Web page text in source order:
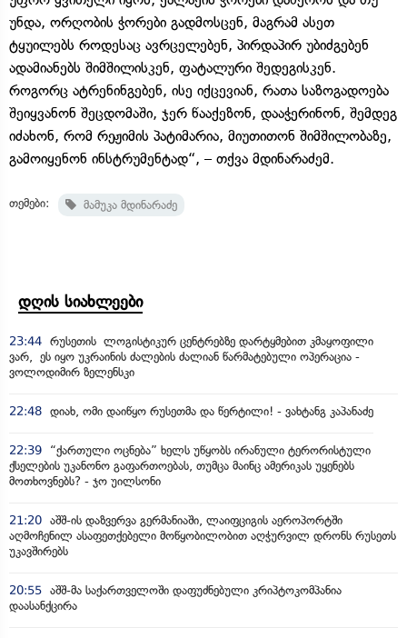
უნდა, ორღობის ჭორები გადმოსცენ, მაგრამ ასეთ
ტყუილებს როდესაც ავრცელებენ, პირდაპირ უბიძგებენ
ადამიანებს შიმშილისკენ, ფატალური შედეგისკენ.
როგორც ატრენინგებენ, ისე იქცევიან, რათა საზოგადოება
შეიყვანონ შეცდომაში, ჯერ წააქეზონ, დააჭერინონ, შემდეგ
იძახონ, რომ რეჟიმის პატიმარია, მიუთითონ შიმშილობაზე,
გამოიყენონ ინსტრუმენტად“, – თქვა მდინარაძემ.
თემები: მამუკა მდინარაძე
დღის სიახლეები
23:44 რუსეთის ლოგისტიკურ ცენტრებზე დარტყმებით კმაყოფილი
ვარ, ეს იყო უკრაინის ძალების ძალიან წარმატებული ოპერაცია -
ვოლოდიმირ ზელენსკი
22:48 დიახ, ომი დაიწყო რუსეთმა და წერტილი! - ვახტანგ კაპანაძე
22:39
“ქართული ოცნება” ხელს უწყობს ირანული ტერორისტული
ქსელების უკანონო გაფართოებას, თუმცა მაინც ამერიკას უყენებს
მოთხოვნებს? - ჯო უილსონი
21:20 აშშ-ის დაზვერვა გერმანიაში, ლაიფციგის აეროპორტში
აღმოჩენილ ასაფეთქებელი მოწყობილობით აღჭურვილ დრონს რუსეთს
უკავშირებს
20:55 აშშ-მა საქართველოში დაფუძნებული კრიპტოკომპანია
დაასანქცირა